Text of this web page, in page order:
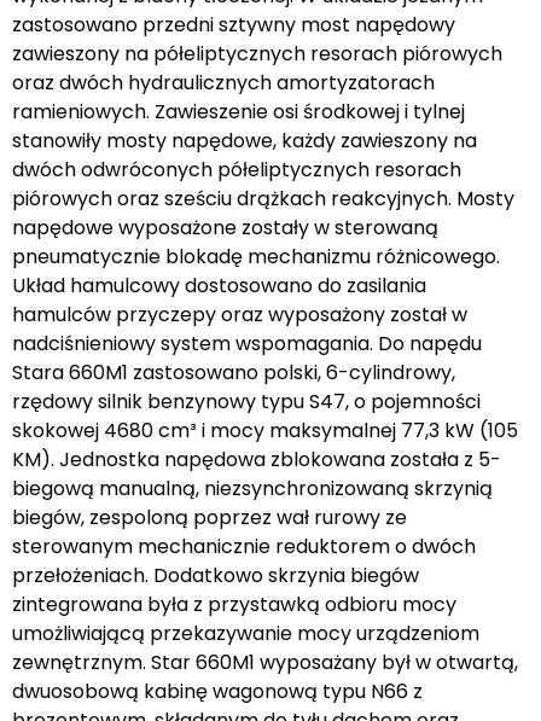
zastosowano przedni sztywny most napędowy
zawieszony na półeliptycznych resorach piórowych
oraz dwóch hydraulicznych amortyzatorach
ramieniowych. Zawieszenie osi środkowej i tylnej
stanowiły mosty napędowe, każdy zawieszony na
dwóch odwróconych półeliptycznych resorach
piórowych oraz sześciu drążkach reakcyjnych. Mosty
napędowe wyposażone zostały w sterowaną
pneumatycznie blokadę mechanizmu różnicowego.
Układ hamulcowy dostosowano do zasilania
hamulców przyczepy oraz wyposażony został w
nadciśnieniowy system wspomagania. Do napędu
Stara 660M1 zastosowano polski, 6-cylindrowy,
rzędowy silnik benzynowy typu S47, o pojemności
skokowej 4680 cm³ i mocy maksymalnej 77,3 kW (105
KM). Jednostka napędowa zblokowana została z 5-
biegową manualną, niezsynchronizowaną skrzynią
biegów, zespoloną poprzez wał rurowy ze
sterowanym mechanicznie reduktorem o dwóch
przełożeniach. Dodatkowo skrzynia biegów
zintegrowana była z przystawką odbioru mocy
umożliwiającą przekazywanie mocy urządzeniom
zewnętrznym. Star 660M1 wyposażany był w otwartą,
dwuosobową kabinę wagonową typu N66 z